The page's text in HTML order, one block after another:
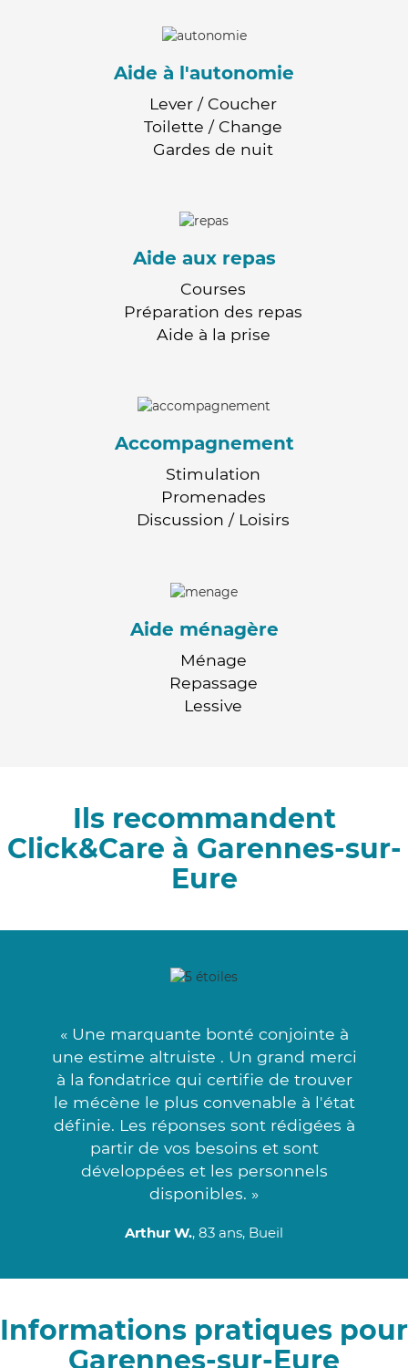
Aide à l'autonomie
Lever / Coucher
Toilette / Change
Gardes de nuit
Aide aux repas
Courses
Préparation des repas
Aide à la prise
Accompagnement
Stimulation
Promenades
Discussion / Loisirs
Aide ménagère
Ménage
Repassage
Lessive
Ils recommandent
Click&Care à Garennes-sur-
Eure
« Une marquante bonté conjointe à
une estime altruiste . Un grand merci
à la fondatrice qui certifie de trouver
le mécène le plus convenable à l'état
définie. Les réponses sont rédigées à
partir de vos besoins et sont
développées et les personnels
disponibles. »
Arthur W., 83 ans, Bueil
Informations pratiques pour
Garennes-sur-Eure